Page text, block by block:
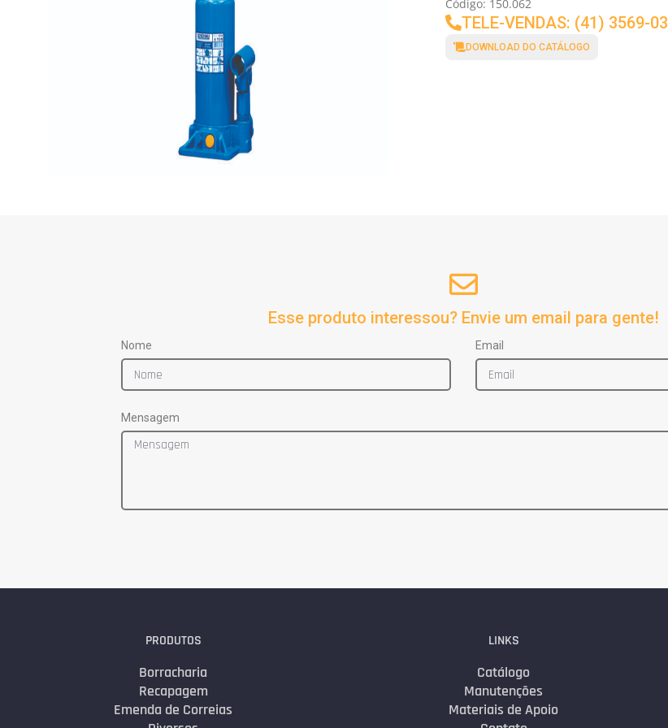
Código: 150.062
TELE-VENDAS: (41) 3569-
DOWNLOAD DO CATÁLOGO
Esse produto interessou? Envie um email para gente!
Nome Email
Mensagem
PRODUTOS
Borracharia
Recapagem
Emenda de Correias
LINKS
Catálogo
Manutenções
Materiais de Apoio